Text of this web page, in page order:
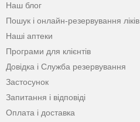
Наш блог
Пошук і онлайн-резервування ліків
Наші аптеки
Програми для клієнтів
Довідка і Служба резервування
Застосунок
Запитання і відповіді
Оплата і доставка